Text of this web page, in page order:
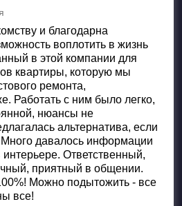
и благодарна
воплотить в жизнь
в этой компании для
квартиры, которую мы
ремонта,
Работать с ним было легко,
нюансы не
альтернатива, если
давалось информации
Ответственный,
приятный в общении.
Можно подытожить - все
все!